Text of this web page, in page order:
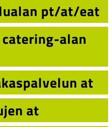
pt/at/eat
alan
at
at